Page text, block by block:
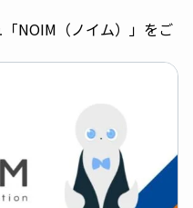
NOIM（ノイム）」をご